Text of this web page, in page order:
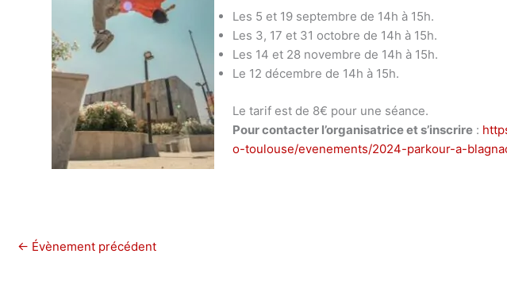
Les 5 et 19 septembre de 14h à 15h.
Les 3, 17 et 31 octobre de 14h à 15h.
Les 14 et 28 novembre de 14h à 15h.
Le 12 décembre de 14h à 15h.
Le tarif est de 8€ pour une séance.
Pour contacter l’organisatrice et s’inscrire:
o-toulouse/evenements/2024-parkour-a-
← Évènement précédent